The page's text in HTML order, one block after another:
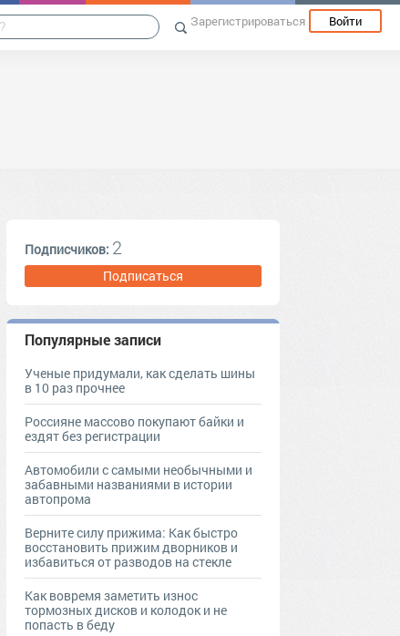
Зарегистрироваться Войти
Подписчиков: 2
Подписаться
Популярные записи
Ученые придумали, как сделать шины
в 10 раз прочнее
Россияне массово покупают байки и
ездят без регистрации
Автомобили с самыми необычными и
забавными названиями в истории
автопрома
Верните силу прижима: Как быстро
восстановить прижим дворников и
избавиться от разводов на стекле
Как вовремя заметить износ
тормозных дисков и колодок и не
попасть в беду